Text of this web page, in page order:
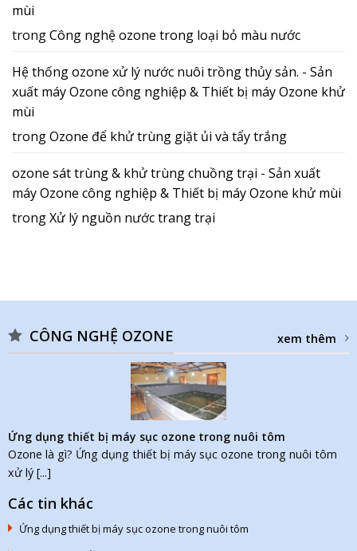
mùi
trongCông nghệ ozone trong loại bỏ màu nước
Hệ thống ozone xử lý nước nuôi trồng thủy sản. - Sản
xuất máy Ozone công nghiệp & Thiết bị máy Ozone khử
mùi
trongOzone để khử trùng giặt ủi và tẩy trắng
ozone sát trùng & khử trùng chuồng trại - Sản xuất
máy Ozone công nghiệp & Thiết bị máy Ozone khử mùi
trongXử lý nguồn nước trang trại
CÔNG NGHỆ OZONE xem thêm
Ứng dụng thiết bị máy sục ozone trong nuôi tôm
Ozone là gì? Ứng dụng thiết bị máy sục ozone trong nuôi tôm
xử lý [...]
Các tin khác
Ứng dụng thiết bị máy sục ozone trong nuôi tôm